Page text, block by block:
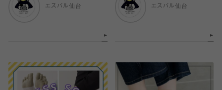
エスパル仙台
エスパル仙台